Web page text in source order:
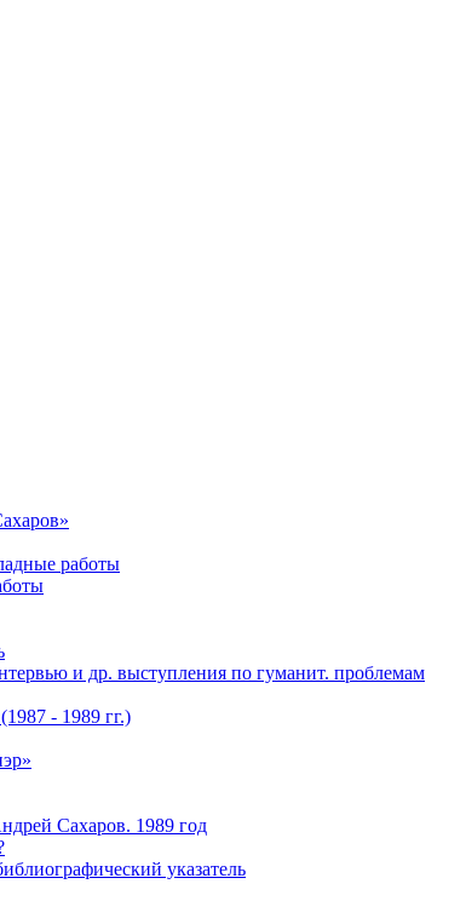
работы
и др. выступления по гуманит. проблемам
- 1989 гг.)
Сахаров. 1989 год
указатель